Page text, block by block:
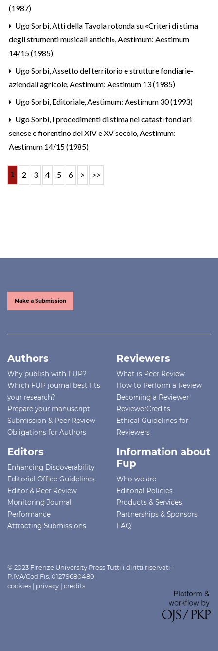
(1987)
Ugo Sorbi,Atti della Tavola rotonda su «Criteri di stima
degli strumenti musicali antichi»,Aestimum: Aestimum
14/15 (1985)
Ugo Sorbi,Assetto del territorio e strutture fondiarie-
aziendali agricole,Aestimum: Aestimum 13 (1985)
Ugo Sorbi, Editoriale,Aestimum: Aestimum 30 (1993)
Ugo Sorbi, I procedimenti di stima nei catasti fondiari
senese e fiorentino del XIV e XV secolo,Aestimum:
Aestimum 14/15 (1985)
1 2 3 4 5 6 > >>
Make a Submission
Authors
Why publish with FUP?
Which FUP journal best fits
your research?
Prepare your manuscript
Submission & Peer Review
Obligations for Authors
Reviewers
What is Peer Review
How to Perform a Review
Becoming a Reviewer
ReviewerCredits
Ethical Guidelines for
Reviewers
Editors
Enhancing Discoverability
Editorial Office Guidelines
Editor & Peer Review
Monitoring Journal
Performance
Attracting Submissions
Information about
Fup
Who we are
Editorial Policies
Products & Services
Partnerships & Sponsors
FAQ
© 2023 Firenze University Press Tutti i diritti riservati -
P.IVA/Cod.Fis. 01279680480
cookies | privacy | credits